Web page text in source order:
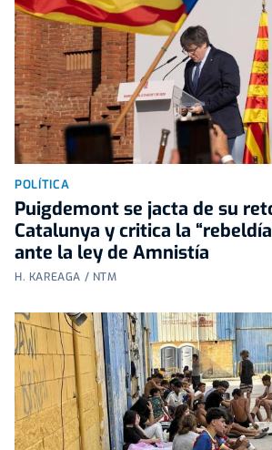
POLÍTICA
Puigdemont se jacta de su
Catalunya y critica la
ante la ley de Amnistía
H. KAREAGA / NTM